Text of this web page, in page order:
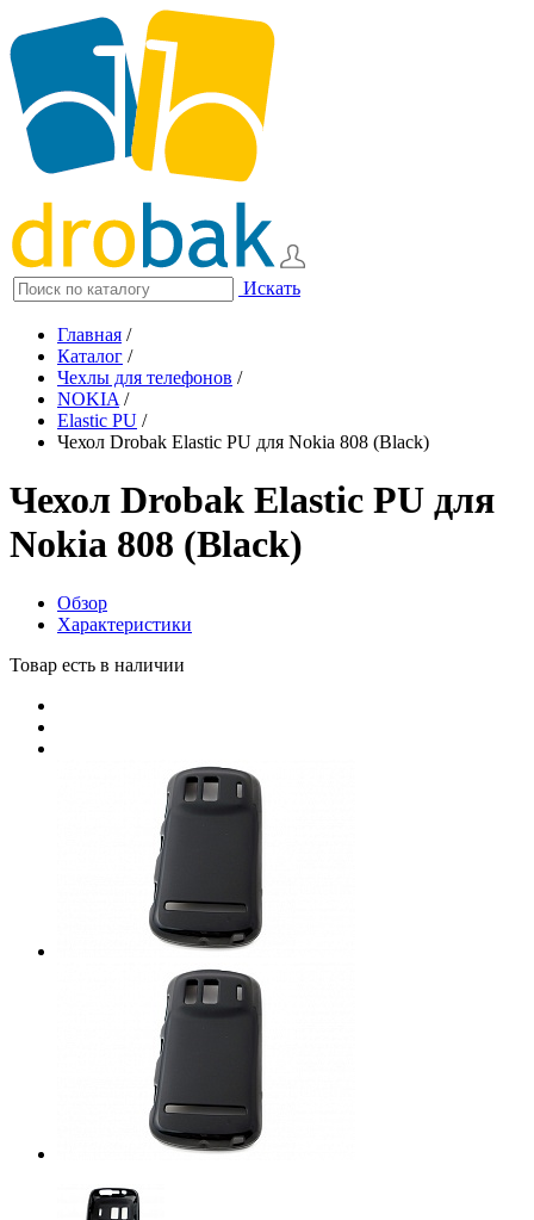
Искать
Главная /
Каталог /
Чехлы для телефонов /
NOKIA /
Elastic PU /
Чехол Drobak Elastic PU для Nokia 808 (Black)
Чехол Drobak Elastic PU для
Nokia 808 (Black)
Обзор
Характеристики
Товар есть в наличии